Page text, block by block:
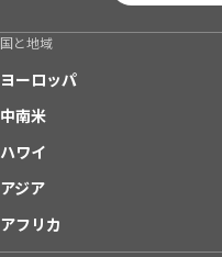
国と地域
ヨーロッパ
中南米
ハワイ
アジア
アフリカ